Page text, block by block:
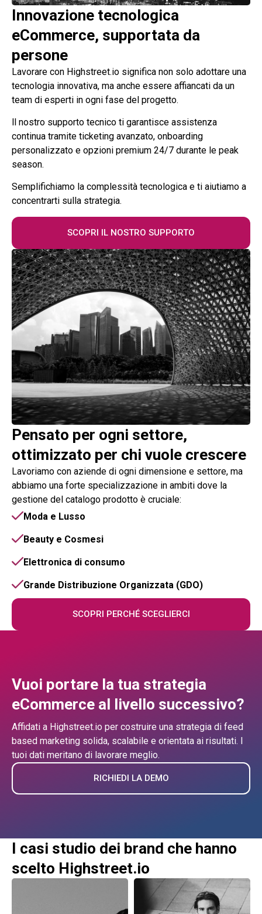
Innovazione tecnologica
eCommerce, supportata da
persone
Lavorare con Highstreet.io significa non solo adottare una
tecnologia innovativa, ma anche essere affiancati da un
team di esperti in ogni fase del progetto.
ll nostro supporto tecnico ti garantisce assistenza
continua tramite ticketing avanzato, onboarding
personalizzato e opzioni premium 24/7 durante le peak
season.
Semplifichiamo la complessità tecnologica e ti aiutiamo a
concentrarti sulla strategia.
SCOPRI IL NOSTRO SUPPORTO
Pensato per ogni settore,
ottimizzato per chi vuole crescere
Lavoriamo con aziende di ogni dimensione e settore, ma
abbiamo una forte specializzazione in ambiti dove la
gestione del catalogo prodotto è cruciale:
Moda e Lusso
Beauty e Cosmesi
Elettronica di consumo
Grande Distribuzione Organizzata (GDO)
SCOPRI PERCHÉ SCEGLIERCI
Vuoi portare la tua strategia
eCommerce al livello successivo?
Affidati a Highstreet.io per costruire una strategia di feed
based marketing solida, scalabile e orientata ai risultati. I
tuoi dati meritano di lavorare meglio.
RICHIEDI LA DEMO
I casi studio dei brand che hanno
scelto Highstreet.io